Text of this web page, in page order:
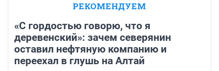
РЕКОМЕНДУЕМ
«С гордостью говорю, что я
деревенский»: зачем северянин
оставил нефтяную компанию и
переехал в глушь на Алтай